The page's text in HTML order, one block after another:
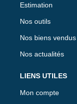
Estimation
Nos outils
Nos biens vendus
Nos actualités
LIENS UTILES
Mon compte